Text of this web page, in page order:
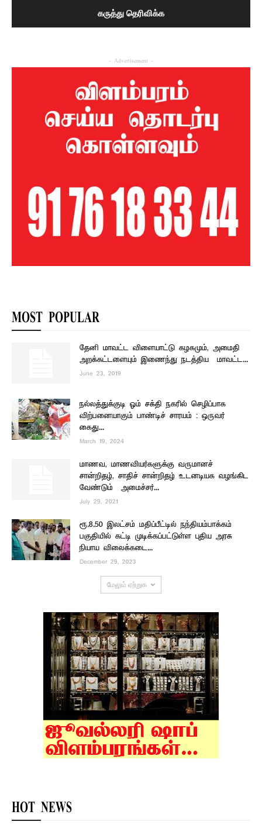
- Advertisement -
MOST POPULAR
தேனி மாவட்ட விளையாட்டு கழகமும், அமைதி
அறக்கட்டளையும் இணைந்து நடத்திய – மாவட்ட...
June 23, 2019
நல்லத்துக்குடி ஓம் சக்தி நகரில் செழிப்பாக
விற்பனையாகும் பாண்டிச் சாரயம் : ஒருவர்
கைது...
March 19, 2024
மாணவ, மாணவியர்களுக்கு வருமானச்
சான்றிதழ், சாதிச் சான்றிதழ் உடனடியக வழங்கிட
வேண்டும் – அமைச்சர்...
July 29, 2021
ரூ.8.50 இலட்சம் மதிப்பீட்டில் நந்தியம்பாக்கம்
பகுதியில் கட்டி முடிக்கப்பட்டுள்ள புதிய அரசு
நியாய விலைக்கடை...
December 29, 2023
மேலும் ஏற்றுக
HOT NEWS